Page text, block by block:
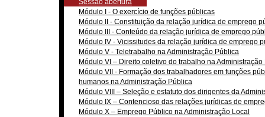
Módulo I - O exercício de funções públicas
Módulo II - Constituição da relação jurídica de emprego
Módulo III - Conteúdo da relação jurídica de emprego
Módulo IV - Vicissitudes da relação jurídica de emprego
Módulo V - Teletrabalho na Administração Pública
Módulo VI – Direito coletivo do trabalho na Administração
Módulo VII - Formação dos trabalhadores em funções
humanos na Administração Pública
Módulo VIII – Seleção e estatuto dos dirigentes da
Módulo IX – Contencioso das relações jurídicas de
Módulo X – Emprego Público na Administração Local